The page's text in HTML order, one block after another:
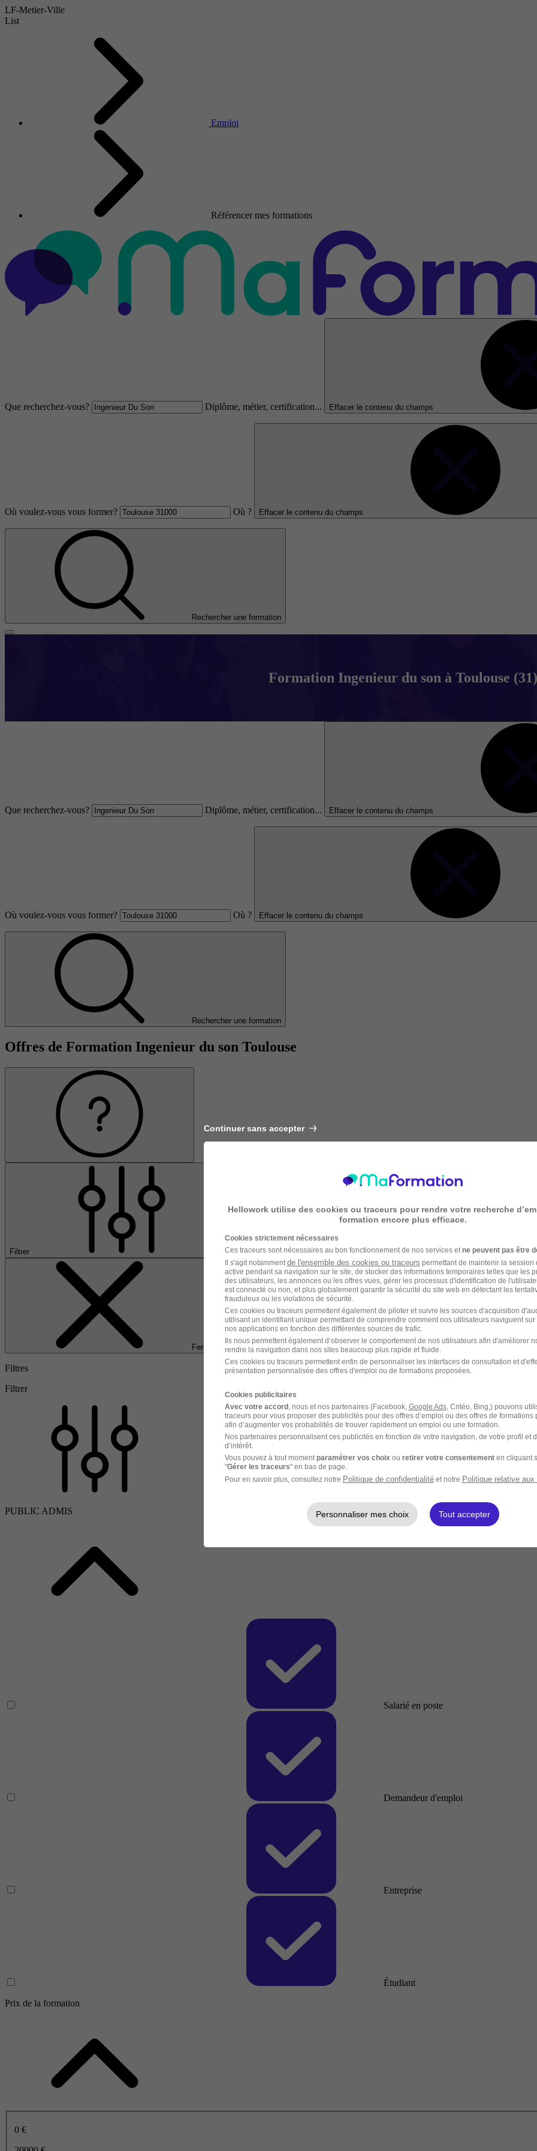
LF-Metier-Ville
List
Emploi
Référencer mes formations
Que recherchez-vous? Diplôme, métier, certification... Effacer le contenu du champs
Où voulez-vous vous former? Où ? Effacer le contenu du champs
Rechercher une formation
Formation Ingenieur du son à Toulouse (31)
Que recherchez-vous? Diplôme, métier, certification... Effacer le contenu du champs
Où voulez-vous vous former? Où ? Effacer le contenu du champs
Rechercher une formation
Offres de Formation Ingenieur du son Toulouse
Filtrer
Fermer
Filtres
Filtrer
PUBLIC ADMIS
Salarié en poste
Demandeur d'emploi
Entreprise
Étudiant
Prix de la formation
0 €
Continuer sans accepter
Hellowork utilise des cookies ou traceurs pour rendre votre recherche
formation encore plus efficace.
Cookies strictement nécessaires
Ces traceurs sont nécessaires au bon fonctionnement de nos services et ne peuvent pas être
Il s'agit notamment de l'ensemble des cookies ou traceurs permettant de maintenir la session
active pendant sa navigation sur le site, de stocker des informations temporaires telles que les
des utilisateurs, les annonces ou les offres vues, gérer les processus d'identification de
est connecté ou non, et plus globalement garantir la sécurité du site web en détectant les
frauduleux ou les violations de sécurité.
Ces cookies ou traceurs permettent également de piloter et suivre les sources d'acquisition
utilisant un identifiant unique permettant de comprendre comment nos utilisateurs naviguent sur
nos applications en fonction des différentes sources de trafic.
Ils nous permettent également d’observer le comportement de nos utilisateurs afin d'améliorer
rendre la navigation dans nos sites beaucoup plus rapide et fluide.
Ces cookies ou traceurs permettent enfin de personnaliser les interfaces de consultation et
présentation personnalisée des offres d'emploi ou de formations proposées.
Cookies publicitaires
Avec votre accord, nous et nos partenaires (Facebook, Google Ads, Critéo, Bing,) pouvons
traceurs pour vous proposer des publicités pour des offres d’emploi ou des offres de formations
afin d’augmenter vos probabilités de trouver rapidement un emploi ou une formation.
Nos partenaires personnalisent ces publicités en fonction de votre navigation, de votre profil et
d’intérêt.
Vous pouvez à tout moment paramétrer vos choix ou retirer votre consentementen cliquant
"Gérer les traceurs" en bas de page.
Pour en savoir plus, consultez notre Politique de confidentialitéet notre Politique relative aux
Personnaliser mes choix Tout accepter